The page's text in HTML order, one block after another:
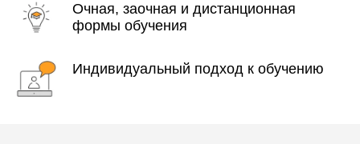
Очная, заочная и дистанционная
формы обучения
Индивидуальный подход к обучению